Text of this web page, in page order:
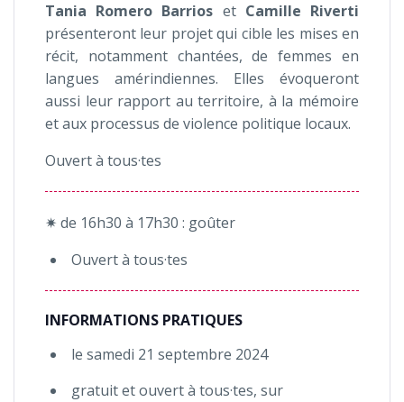
Tania Romero Barrios et Camille Riverti
présenteront leur projet qui cible les mises en
récit, notamment chantées, de femmes en
langues amérindiennes. Elles évoqueront
aussi leur rapport au territoire, à la mémoire
et aux processus de violence politique locaux.
Ouvert à tous·tes
✷ de 16h30 à 17h30 : goûter
Ouvert à tous·tes
INFORMATIONS PRATIQUES
le samedi 21 septembre 2024
gratuit et ouvert à tous·tes, sur